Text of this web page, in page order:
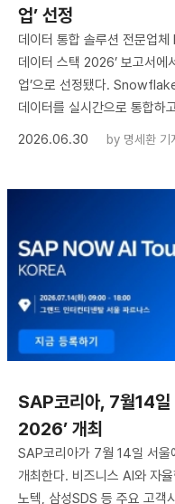
업’ 선정
데이터 통합 솔루션 전문업
데이터 스택 2026’ 보고서에
업’으로 선정됐다.
데이터를 실시간으로 통합하
2026.06.30
by 명세환 기
SAP코리아, 7월14일
2026’ 개최
SAP코리아가 7월 14일 서울
개최한다. 비즈니스 AI와 자
노텍, 삼성SDS 등 주요 고객